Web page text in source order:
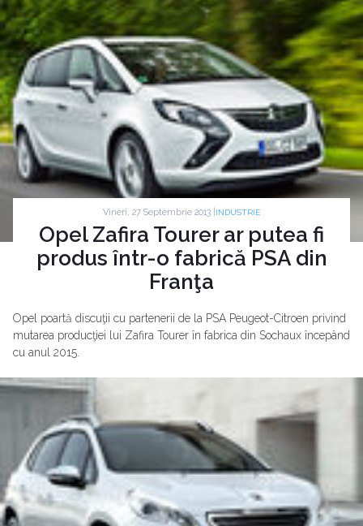
Vineri, 27 Septembrie 2013 | INDUSTRIE
Opel Zafira Tourer ar putea fi
produs într-o fabrică PSA din
Franţa
Opel poartă discuţii cu partenerii de la PSA Peugeot-Citroen privind
mutarea producţiei lui Zafira Tourer în fabrica din Sochaux începând
cu anul 2015.